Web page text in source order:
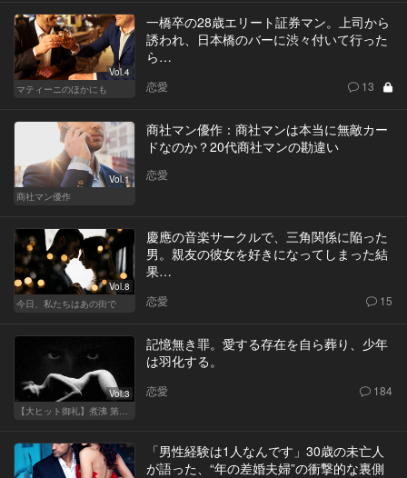
Vol.4
マティーニのほかにも
一橋卒の28歳エリート証券マン。上司から
誘われ、日本橋のバーに渋々付いて行った
ら…
恋愛 13
Vol.1
商社マン優作
商社マン優作：商社マンは本当に無敵カー
ドなのか？20代商社マンの勘違い
恋愛
Vol.8
今日、私たちはあの街で
慶應の音楽サークルで、三角関係に陥った
男。親友の彼女を好きになってしまった結
果…
恋愛 15
Vol.3
記憶無き罪。愛する存在を自ら葬り、少年
は羽化する。
恋愛 184
「男性経験は1人なんです」30歳の未亡人
が語った、“年の差婚夫婦”の衝撃的な裏側